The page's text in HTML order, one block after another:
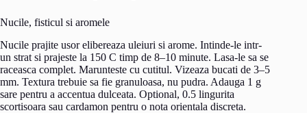
Nucile, fisticul si aromele
Nucile prajite usor elibereaza uleiuri si arome. Intinde-le intr-
un strat si prajeste la 150 C timp de 8–10 minute. Lasa-le sa se
raceasca complet. Marunteste cu cutitul. Vizeaza bucati de 3–5
mm. Textura trebuie sa fie granuloasa, nu pudra. Adauga 1 g
sare pentru a accentua dulceata. Optional, 0.5 lingurita
scortisoara sau cardamon pentru o nota orientala discreta.